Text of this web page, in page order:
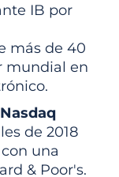
IB por
más de 40
mundial en
de 2018
una
& Poor's.